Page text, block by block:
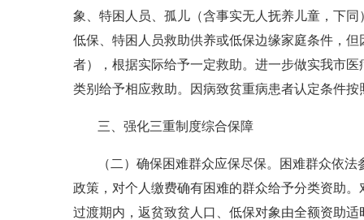
象、特困人员、孤儿（含事实无人抚养儿童，下
低保、特困人员救助供养或低保边缘家庭条件，
者），根据实际给予一定救助。进一步做实我市
类别给予相应救助。因病致贫重病患者认定条件
三、强化三重制度综合保障
（二）确保困难群众应保尽保。困难群众依
政策，对个人缴费确有困难的群众给予分类资助
过渡期内，返贫致贫人口、低保对象由全额资助